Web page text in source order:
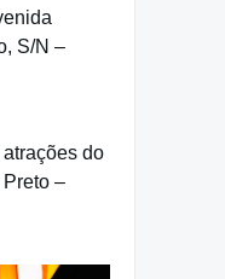
S/N –
do
–